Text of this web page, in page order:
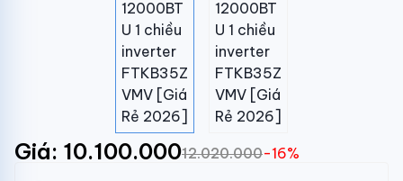
Giá: 10.100.00012.020.000-16%